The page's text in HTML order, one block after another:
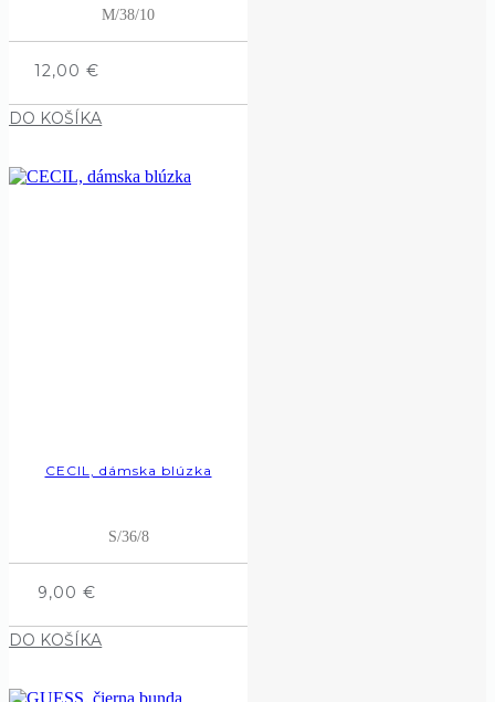
M/38/10
12,00€
DO KOŠÍKA
CECIL, dámska blúzka
S/36/8
9,00€
DO KOŠÍKA